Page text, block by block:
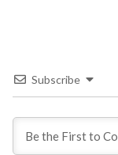
Subscribe